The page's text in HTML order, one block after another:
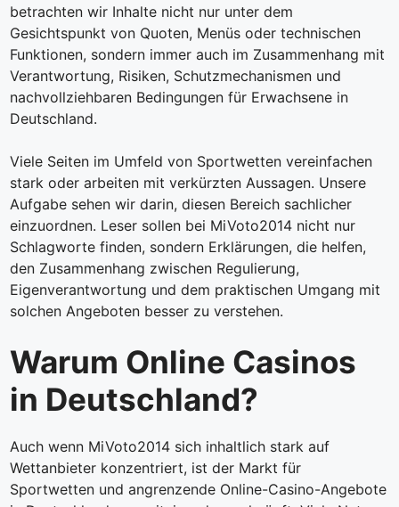
betrachten wir Inhalte nicht nur unter dem
Gesichtspunkt von Quoten, Menüs oder technischen
Funktionen, sondern immer auch im Zusammenhang mit
Verantwortung, Risiken, Schutzmechanismen und
nachvollziehbaren Bedingungen für Erwachsene in
Deutschland.
Viele Seiten im Umfeld von Sportwetten vereinfachen
stark oder arbeiten mit verkürzten Aussagen. Unsere
Aufgabe sehen wir darin, diesen Bereich sachlicher
einzuordnen. Leser sollen bei MiVoto2014 nicht nur
Schlagworte finden, sondern Erklärungen, die helfen,
den Zusammenhang zwischen Regulierung,
Eigenverantwortung und dem praktischen Umgang mit
solchen Angeboten besser zu verstehen.
Warum Online Casinos
in Deutschland?
Auch wenn MiVoto2014 sich inhaltlich stark auf
Wettanbieter konzentriert, ist der Markt für
Sportwetten und angrenzende Online-Casino-Angebote